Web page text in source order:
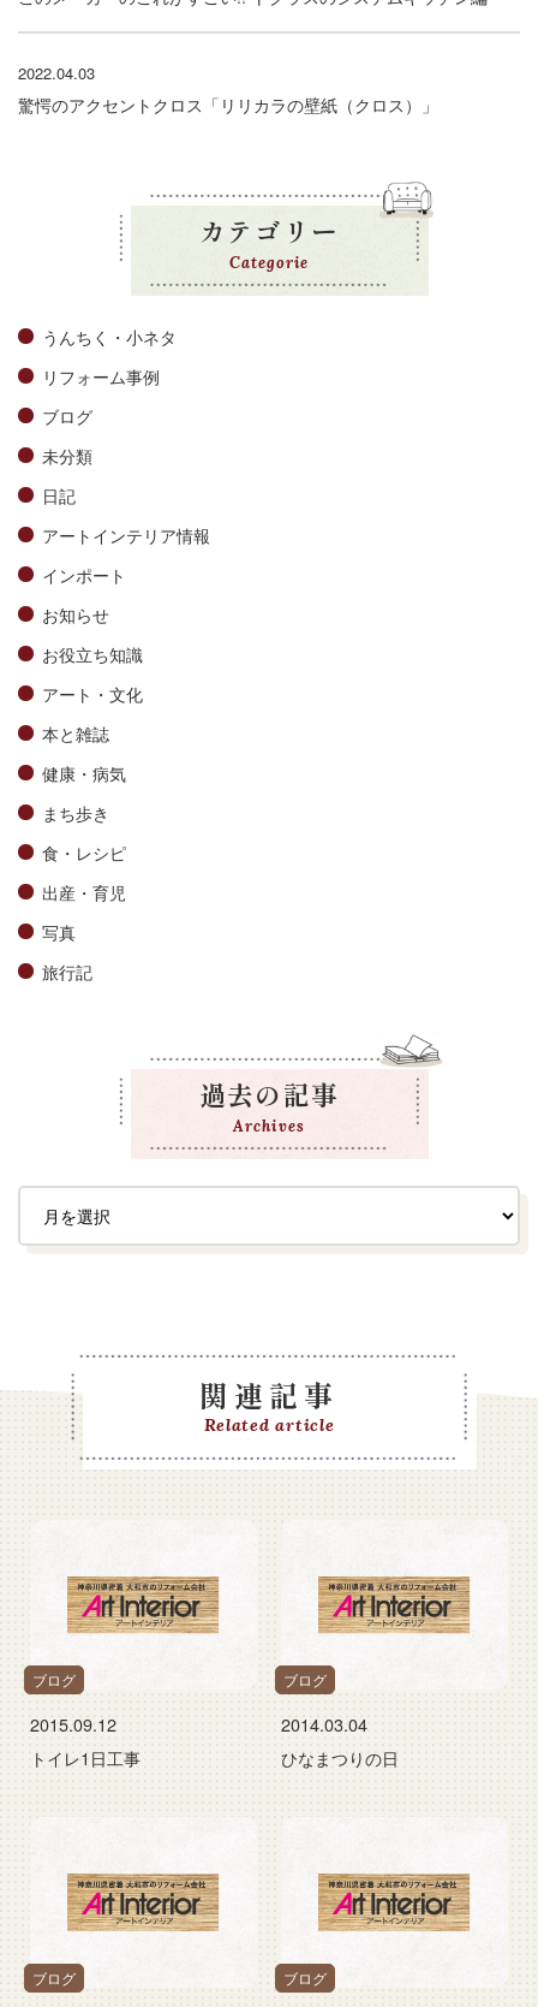
2022.04.03
驚愕のアクセントクロス「リリカラの壁紙（クロス）」
カテゴリー
Categorie
うんちく・小ネタ
リフォーム事例
ブログ
未分類
日記
アートインテリア情報
インポート
お知らせ
お役立ち知識
アート・文化
本と雑誌
健康・病気
まち歩き
食・レシピ
出産・育児
写真
旅行記
過去の記事
Archives
関連記事
Related article
ブログ
2015.09.12
トイレ1日工事
ブログ
2014.03.04
ひなまつりの日
ブログ ブログ